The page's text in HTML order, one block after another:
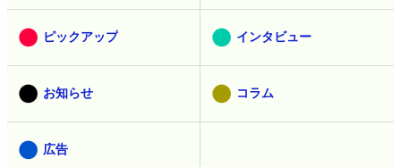
ピックアップ インタビュー
お知らせ コラム
広告